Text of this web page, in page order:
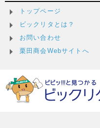
トップページ
ビックリタとは？
お問い合わせ
栗田商会Webサイトへ